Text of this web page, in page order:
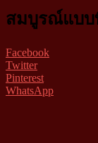
สมบูรณ์แบบ
Facebook
Twitter
Pinterest
WhatsApp